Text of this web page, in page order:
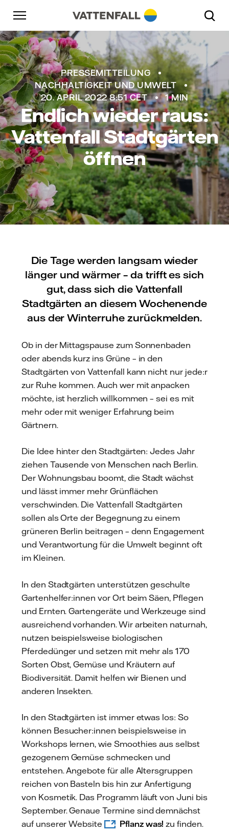
Überspringen
Zurück zur Hauptnavigation
Gehe zur Fußzeile
PRESSEMITTEILUNG
NACHHALTIGKEIT UND UMWELT
20. APRIL 2022 8:51 CET
1 MIN
Endlich wieder raus:
Vattenfall Stadtgärten
öffnen
Die Tage werden langsam wieder
länger und wärmer – da trifft es sich
gut, dass sich die Vattenfall
Stadtgärten an diesem Wochenende
aus der Winterruhe zurückmelden.
Ob in der Mittagspause zum Sonnenbaden
oder abends kurz ins Grüne – in den
Stadtgärten von Vattenfall kann nicht nur jede:r
zur Ruhe kommen. Auch wer mit anpacken
möchte, ist herzlich willkommen – sei es mit
mehr oder mit weniger Erfahrung beim
Gärtnern.
Die Idee hinter den Stadtgärten: Jedes Jahr
ziehen Tausende von Menschen nach Berlin.
Der Wohnungsbau boomt, die Stadt wächst
und lässt immer mehr Grünflächen
verschwinden. Die Vattenfall Stadtgärten
sollen als Orte der Begegnung zu einem
grüneren Berlin beitragen – denn Engagement
und Verantwortung für die Umwelt beginnt oft
im Kleinen.
In den Stadtgärten unterstützen geschulte
Gartenhelfer:innen vor Ort beim Säen, Pflegen
und Ernten. Gartengeräte und Werkzeuge sind
ausreichend vorhanden. Wir arbeiten naturnah,
nutzen beispielsweise biologischen
Pferdedünger und setzen mit mehr als 170
Sorten Obst, Gemüse und Kräutern auf
Biodiversität. Damit helfen wir Bienen und
anderen Insekten.
In den Stadtgärten ist immer etwas los: So
können Besucher:innen beispielsweise in
Workshops lernen, wie Smoothies aus selbst
gezogenem Gemüse schmecken und
entstehen. Angebote für alle Altersgruppen
reichen von Basteln bis hin zur Anfertigung
von Kosmetik. Das Programm läuft von Juni bis
September. Genaue Termine sind demnächst
auf unserer Website
Pflanz was! zu finden.
Zurück zur Hauptnavigation